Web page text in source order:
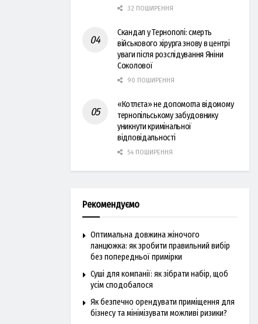
32 ПОШИРЕННЯ
Скандал у Тернополі: смерть
військового хірурга знову в центрі
уваги після розслідування Яніни
Соколової
90 ПОШИРЕННЯ
«Котлєта» не допомогла відомому
тернопільському забудовнику
уникнути кримінальної
відповідальності
54 ПОШИРЕННЯ
Рекомендуємо
Оптимальна довжина жіночого
ланцюжка: як зробити правильний вибір
без попередньої примірки
Суші для компанії: як зібрати набір, щоб
усім сподобалося
Як безпечно орендувати приміщення для
бізнесу та мінімізувати можливі ризики?